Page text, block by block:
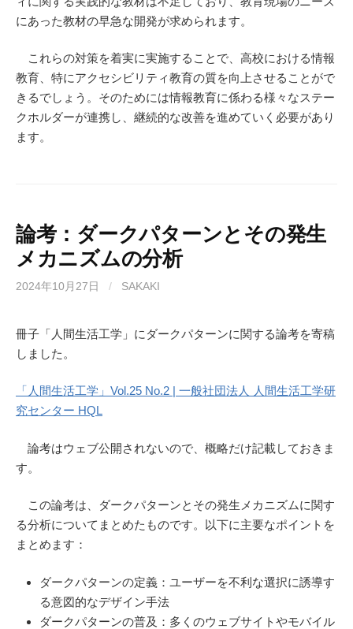
にあった教材の早急な開発が求められます。
これらの対策を着実に実施することで、高校における情報
教育、特にアクセシビリティ教育の質を向上させることがで
きるでしょう。そのためには情報教育に係わる様々なステー
クホルダーが連携し、継続的な改善を進めていく必要があり
ます。
論考：ダークパターンとその発生
メカニズムの分析
2024年10月27日 / SAKAKI
冊子「人間生活工学」にダークパターンに関する論考を寄稿
しました。
「人間生活工学」Vol.25 No.2 | 一般社団法人 人間生活工学研
究センター HQL
論考はウェブ公開されないので、概略だけ記載しておきま
す。
この論考は、ダークパターンとその発生メカニズムに関す
る分析についてまとめたものです。以下に主要なポイントを
まとめます：
ダークパターンの定義：ユーザーを不利な選択に誘導す
る意図的なデザイン手法
ダークパターンの普及：多くのウェブサイトやモバイル